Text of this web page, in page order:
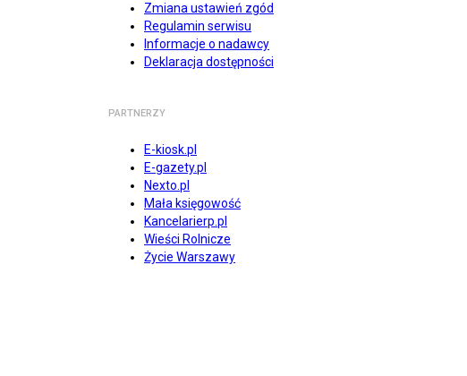
Zmiana ustawień zgód
Regulamin serwisu
Informacje o nadawcy
Deklaracja dostępności
PARTNERZY
E-kiosk.pl
E-gazety.pl
Nexto.pl
Mała księgowość
Kancelarierp.pl
Wieści Rolnicze
Życie Warszawy